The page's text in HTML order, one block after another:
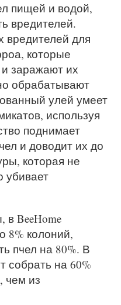
пищей и водой,
вредителей.
для
которые
заражают их
обрабатывают
улей умеет
используя
поднимает
и доводит их до
которая не
убивает
BeeHome
8% колоний,
пчел на 80%. В
собрать на 60%
чем из